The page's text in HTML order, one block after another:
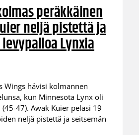
peräkkäinen
neljä pistettä ja
Lynxia
Wings hävisi kolmannen
kun Minnesota Lynx oli
47). Awak Kuier pelasi 19
neljä pistettä ja seitsemän